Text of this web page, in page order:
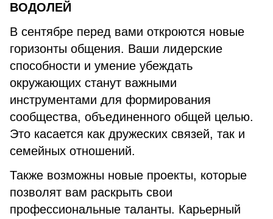
ВОДОЛЕЙ
В сентябре перед вами откроются новые
горизонты общения. Ваши лидерские
способности и умение убеждать
окружающих станут важными
инструментами для формирования
сообщества, объединенного общей целью.
Это касается как дружеских связей, так и
семейных отношений.
Также возможны новые проекты, которые
позволят вам раскрыть свои
профессиональные таланты. Карьерный